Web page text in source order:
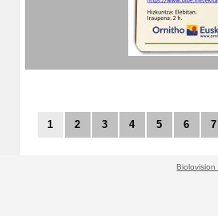
1 2 3 4 5 6 7
Biolovision